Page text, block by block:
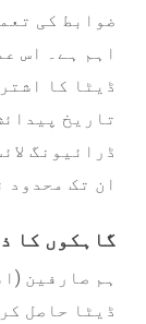
ضوابط کی
اہم ہے۔ اس
ڈیٹا کا
تاریخ
ڈرائیونگ
ان تک محدود
گاہکوں کا
ہم صارفین
ڈیٹا حاصل